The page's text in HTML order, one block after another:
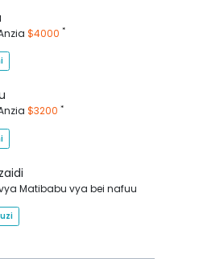
$4000 *
$3200 *
zaidi
Matibabu vya bei nafuu